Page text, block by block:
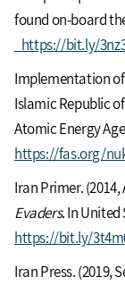
found on-board
https://bit.ly/
Implementation
Islamic Republic
Atomic Energy
https://fas.org/
Iran Primer. (2014,
Evaders. In
https://bit.ly/
Iran Press. (2019,